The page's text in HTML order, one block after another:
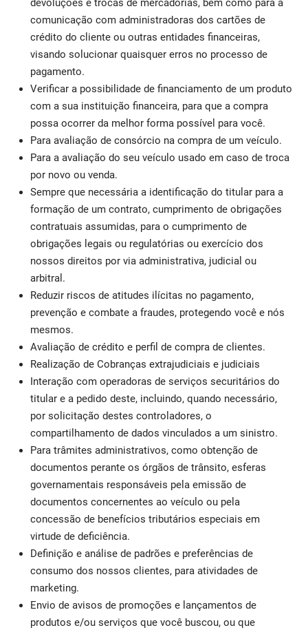
devoluções e trocas de mercadorias, bem como para a
comunicação com administradoras dos cartões de
crédito do cliente ou outras entidades financeiras,
visando solucionar quaisquer erros no processo de
pagamento.
Verificar a possibilidade de financiamento de um produto
com a sua instituição financeira, para que a compra
possa ocorrer da melhor forma possível para você.
Para avaliação de consórcio na compra de um veículo.
Para a avaliação do seu veículo usado em caso de troca
por novo ou venda.
Sempre que necessária a identificação do titular para a
formação de um contrato, cumprimento de obrigações
contratuais assumidas, para o cumprimento de
obrigações legais ou regulatórias ou exercício dos
nossos direitos por via administrativa, judicial ou
arbitral.
Reduzir riscos de atitudes ilícitas no pagamento,
prevenção e combate a fraudes, protegendo você e nós
mesmos.
Avaliação de crédito e perfil de compra de clientes.
Realização de Cobranças extrajudiciais e judiciais
Interação com operadoras de serviços securitários do
titular e a pedido deste, incluindo, quando necessário,
por solicitação destes controladores, o
compartilhamento de dados vinculados a um sinistro.
Para trâmites administrativos, como obtenção de
documentos perante os órgãos de trânsito, esferas
governamentais responsáveis pela emissão de
documentos concernentes ao veículo ou pela
concessão de benefícios tributários especiais em
virtude de deficiência.
Definição e análise de padrões e preferências de
consumo dos nossos clientes, para atividades de
marketing.
Envio de avisos de promoções e lançamentos de
produtos e/ou serviços que você buscou, ou que